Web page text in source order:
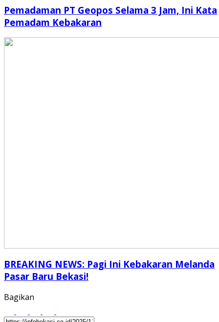
Pemadaman PT Geopos Selama 3 Jam, Ini Kata
Pemadam Kebakaran
BREAKING NEWS: Pagi Ini Kebakaran Melanda
Pasar Baru Bekasi!
Bagikan